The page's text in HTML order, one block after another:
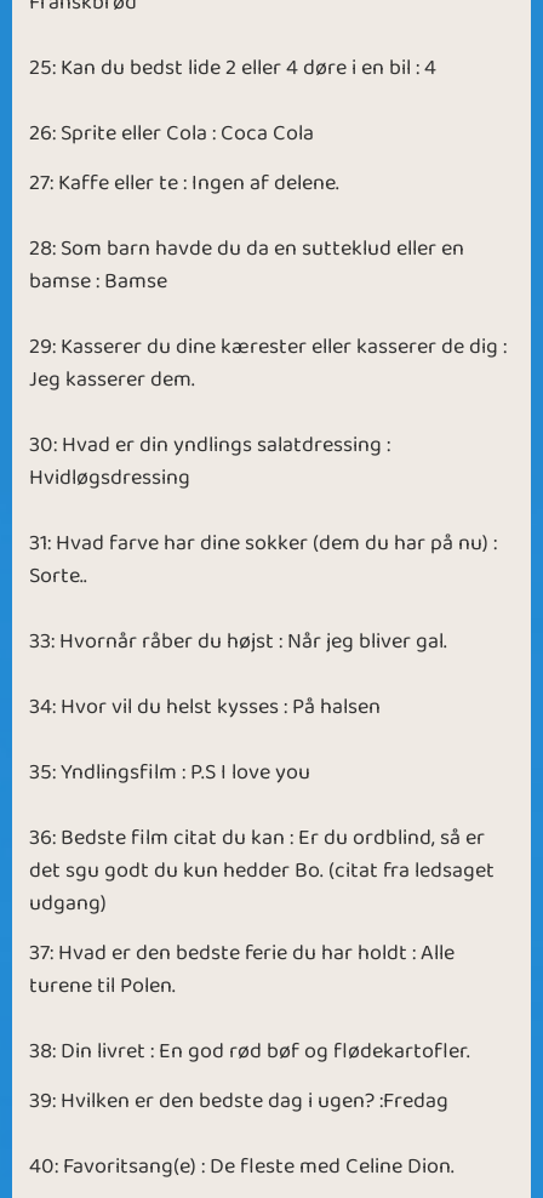
25: Kan du bedst lide 2 eller 4 døre i en bil : 4
26: Sprite eller Cola : Coca Cola
27: Kaffe eller te : Ingen af delene.
28: Som barn havde du da en sutteklud eller en
bamse : Bamse
29: Kasserer du dine kærester eller kasserer de dig :
Jeg kasserer dem.
30: Hvad er din yndlings salatdressing :
Hvidløgsdressing
31: Hvad farve har dine sokker (dem du har på nu) :
Sorte..
33: Hvornår råber du højst : Når jeg bliver gal.
34: Hvor vil du helst kysses : På halsen
35: Yndlingsfilm : P.S I love you
36: Bedste film citat du kan : Er du ordblind, så er
det sgu godt du kun hedder Bo. (citat fra ledsaget
udgang)
37: Hvad er den bedste ferie du har holdt : Alle
turene til Polen.
38: Din livret : En god rød bøf og flødekartofler.
39: Hvilken er den bedste dag i ugen? :Fredag
40: Favoritsang(e) : De fleste med Celine Dion.